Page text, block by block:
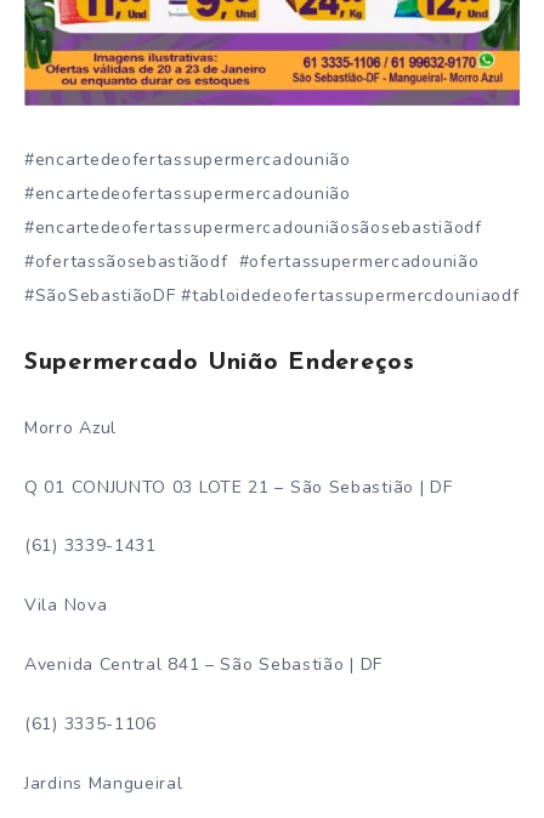
#encartedeofertassupermercadounião
#encartedeofertassupermercadounião
#encartedeofertassupermercadouniãosãosebastiãodf
#ofertassãosebastiãodf #ofertassupermercadounião
#SãoSebastiãoDF #tabloidedeofertassupermercdouniaodf
Supermercado União Endereços
Morro Azul
Q 01 CONJUNTO 03 LOTE 21 – São Sebastião | DF
(61) 3339-1431
Vila Nova
Avenida Central 841 – São Sebastião | DF
(61) 3335-1106
Jardins Mangueiral